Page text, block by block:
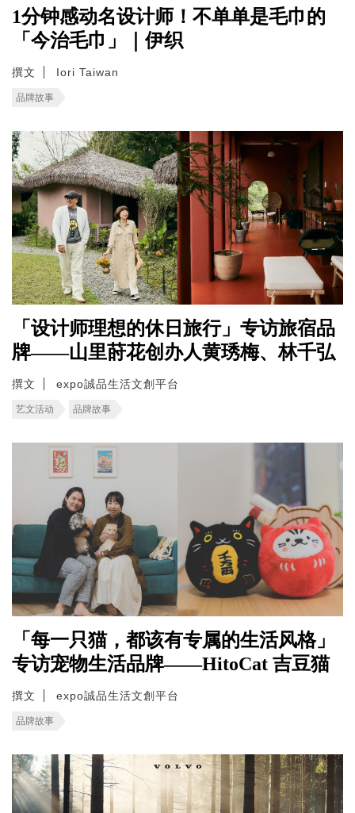
1分钟感动名设计师！不单单是毛巾的
「今治毛巾」｜伊织
撰文 Iori Taiwan
品牌故事
「设计师理想的休日旅行」专访旅宿品
牌——山里莳花创办人黄琇梅、林千弘
撰文 expo誠品生活文創平台
艺文活动 品牌故事
「每一只猫，都该有专属的生活风格」
专访宠物生活品牌——HitoCat 吉豆猫
撰文 expo誠品生活文創平台
品牌故事